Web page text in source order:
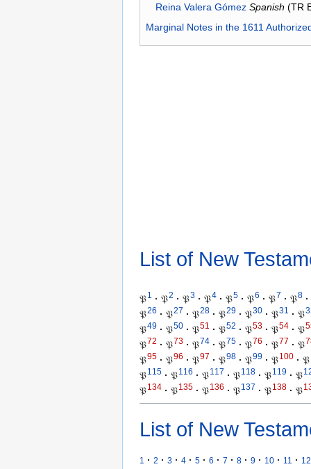
Reina Valera Gómez Spanish (TR
Marginal Notes in the 1611
List of New
𝔓1 · 𝔓2 · 𝔓3 · 𝔓4 · 𝔓5 · 𝔓6 · 𝔓7 · 𝔓8 ·
𝔓26 · 𝔓27 · 𝔓28 · 𝔓29 · 𝔓30 · 𝔓31 · 𝔓
𝔓49 · 𝔓50 · 𝔓51 · 𝔓52 · 𝔓53 · 𝔓54 · 𝔓
𝔓72 · 𝔓73 · 𝔓74 · 𝔓75 · 𝔓76 · 𝔓77 · 𝔓
𝔓95 · 𝔓96 · 𝔓97 · 𝔓98 · 𝔓99 · 𝔓100 · 𝔓
𝔓115 · 𝔓116 · 𝔓117 · 𝔓118 · 𝔓119 · 𝔓
𝔓134 · 𝔓135 · 𝔓136 · 𝔓137 · 𝔓138 · 𝔓
List of New
1 · 2 · 3 · 4 · 5 · 6 · 7 · 8 · 9 · 10 · 11 · 12